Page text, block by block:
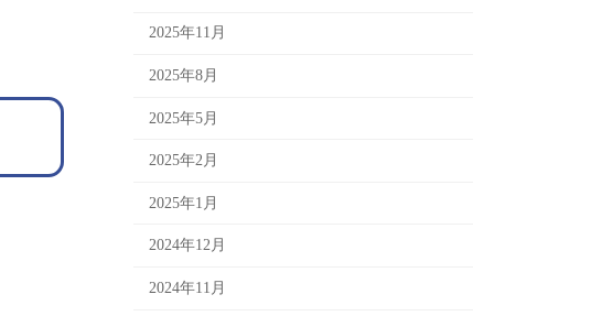
2025年11月
2025年8月
2025年5月
2025年2月
2025年1月
2024年12月
2024年11月